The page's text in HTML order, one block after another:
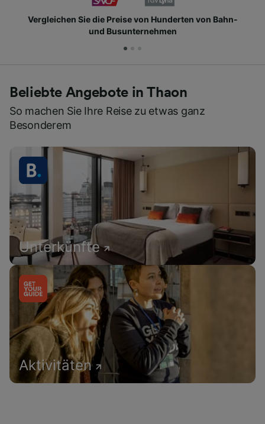
die Preise von Hunderten von Bahn-
und Busunternehmen
Schließen
Beliebte Angebote in Thaon
So machen Sie Ihre Reise zu etwas ganz
Besonderem
Unterkünfte
Aktivitäten